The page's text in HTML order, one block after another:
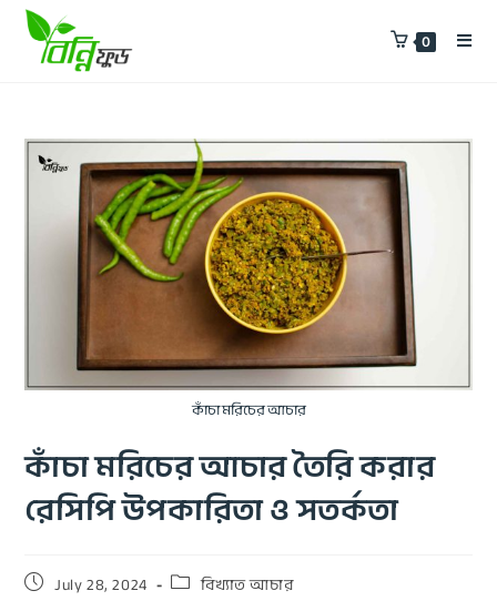
0
কাঁচা মরিচের আচার
কাঁচা মরিচের আচার তৈরি করার
রেসিপি উপকারিতা ও সতর্কতা
July 28, 2024 বিখ্যাত আচার